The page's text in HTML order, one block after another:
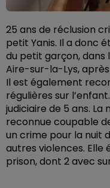
25 ans de réclusion
petit Yanis. Il a donc
du petit garçon, dans
Aire-sur-la-Lys, après
Il est également
régulières sur
judiciaire de 5 ans. La
reconnue coupable
un crime pour la nuit
autres violences. Elle
prison, dont 2 avec